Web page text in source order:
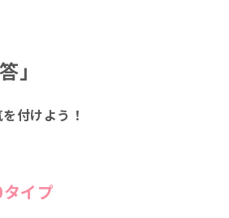
」
付けよう！
イプ